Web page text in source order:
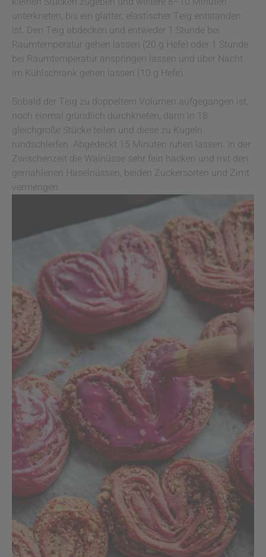
unterkneten, bis ein glatter, elastischer Teig entstanden
ist. Den Teig abdecken und entweder 1 Stunde bei
Raumtemperatur gehen lassen (20 g Hefe) oder 1 Stunde
bei Raumtemperatur anspringen lassen und über Nacht
im Kühlschrank gehen lassen (10 g Hefe).
Sobald der Teig zu doppeltem Volumen aufgegangen ist,
noch einmal gründlich durchkneten, dann in 18
gleichgroße Stücke teilen und diese zu Kugeln
rundschleifen. Abgedeckt 15 Minuten ruhen lassen. In der
Zwischenzeit die Walnüsse sehr fein hacken und mit den
gemahlenen Haselnüssen, beiden Zuckersorten und Zimt
vermengen.